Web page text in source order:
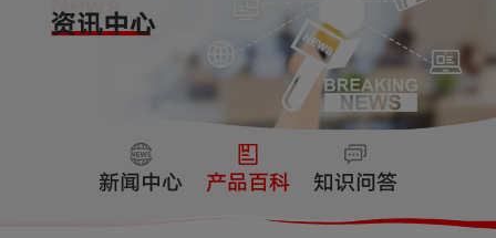
新闻中心 产品百科 知识问答